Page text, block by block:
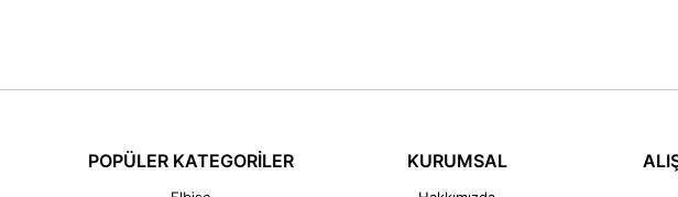
POPÜLER KATEGORİLER KURUMSAL